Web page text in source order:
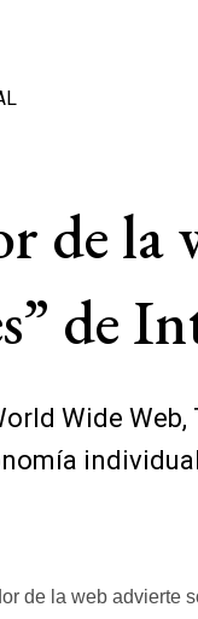
de la
de
Wide